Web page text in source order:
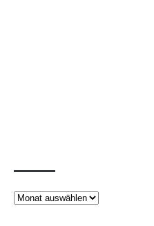
Beiträge